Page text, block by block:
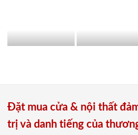
Đặt mua cửa & nội thất
trị và danh tiếng của